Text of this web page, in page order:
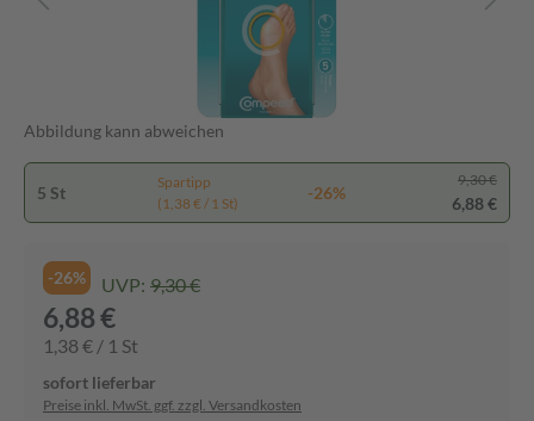
Abbildung kann abweichen
5 St
Spartipp
(1,38 € / 1 St)
-26%
9,30 €
6,88 €
-26% UVP: 9,30 €
6,88 €
1,38 € / 1 St
sofort lieferbar
Preise inkl. MwSt. ggf. zzgl. Versandkosten